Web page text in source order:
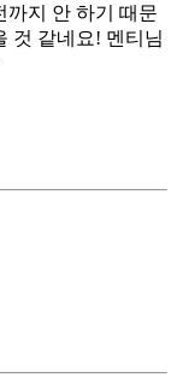
까지 안 하기 때문
것 같네요! 멘티님